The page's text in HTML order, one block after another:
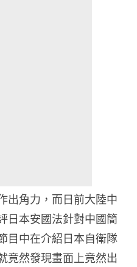
出角力，而日前大陸中
日本安國法針對中國簡
目中在介紹日本自衛隊
竟然發現畫面上竟然出